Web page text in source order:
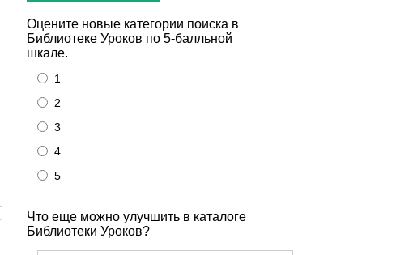
Оцените новые категории поиска в
Библиотеке Уроков по 5-балльной
шкале.
1
2
3
4
5
Что еще можно улучшить в каталоге
Библиотеки Уроков?